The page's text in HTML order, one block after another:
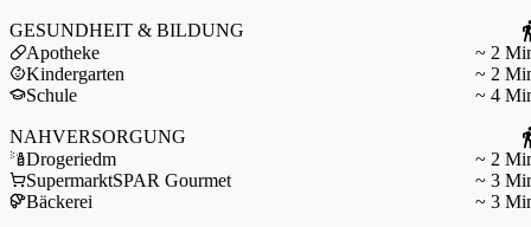
GESUNDHEIT & BILDUNG
Apotheke
~ 2
Kindergarten
~ 2
Schule
~ 4
NAHVERSORGUNG
Drogeriedm
~ 2
SupermarktSPAR Gourmet
~ 3
Bäckerei
~ 3